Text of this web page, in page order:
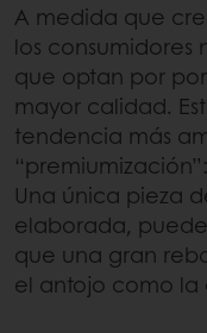
A medida que
los consumidores
que optan por
mayor calidad.
tendencia más
Una única pieza
elaborada,
que una gran
el antojo como la